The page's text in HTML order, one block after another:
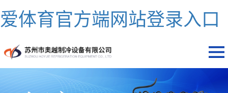
爱体育官方端网站登录入口